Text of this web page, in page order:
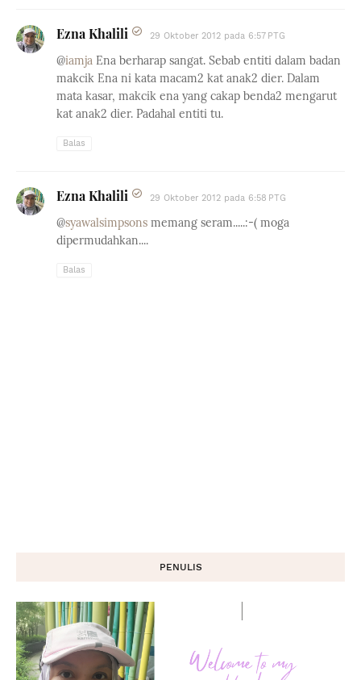
Ezna Khalili 29 Oktober 2012 pada 6:57 PTG
@iamja Ena berharap sangat. Sebab entiti dalam badan
makcik Ena ni kata macam2 kat anak2 dier. Dalam
mata kasar, makcik ena yang cakap benda2 mengarut
kat anak2 dier. Padahal entiti tu.
Balas
Ezna Khalili 29 Oktober 2012 pada 6:58 PTG
@syawalsimpsons memang seram.....:-( moga
dipermudahkan....
Balas
PENULIS